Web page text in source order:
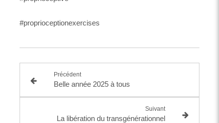
#proprioceptionexercises
Précédent
Belle année 2025 à tous
Suivant
La libération du transgénérationnel